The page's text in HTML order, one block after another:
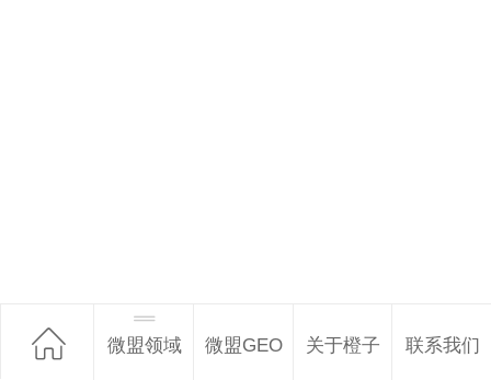
微盟领域 微盟GEO 关于橙子 联系我们